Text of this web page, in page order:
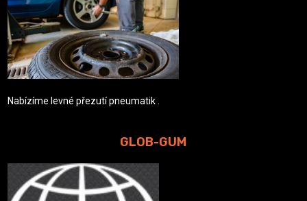
Nabízíme levné přezutí pneumatik .
GLOB-GUM